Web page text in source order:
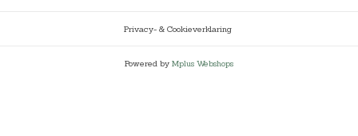
Privacy- & Cookieverklaring
Powered by Mplus Webshops